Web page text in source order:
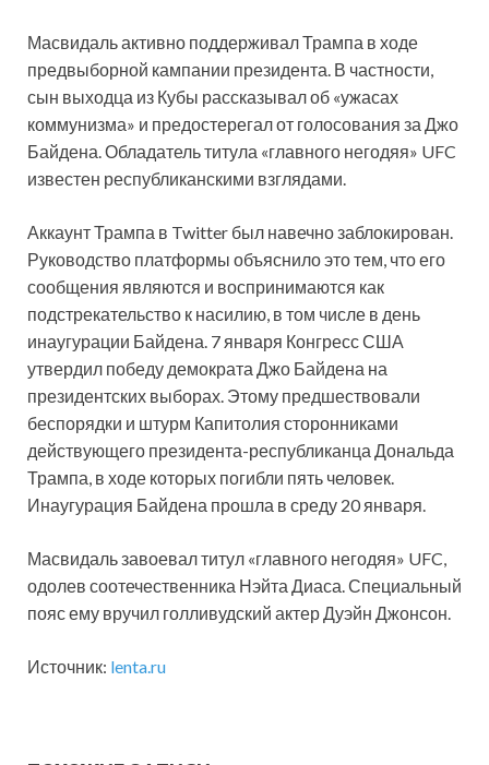
Масвидаль активно поддерживал Трампа в ходе
предвыборной кампании президента. В частности,
сын выходца из Кубы рассказывал об «ужасах
коммунизма» и предостерегал от голосования за Джо
Байдена. Обладатель титула «главного негодяя» UFC
известен республиканскими взглядами.
Аккаунт Трампа в Twitter был навечно заблокирован.
Руководство платформы объяснило это тем, что его
сообщения являются и воспринимаются как
подстрекательство к насилию, в том числе в день
инаугурации Байдена. 7 января Конгресс США
утвердил победу демократа Джо Байдена на
президентских выборах. Этому предшествовали
беспорядки и штурм Капитолия сторонниками
действующего президента-республиканца Дональда
Трампа, в ходе которых погибли пять человек.
Инаугурация Байдена прошла в среду 20 января.
Масвидаль завоевал титул «главного негодяя» UFC,
одолев соотечественника Нэйта Диаса. Специальный
пояс ему вручил голливудский актер Дуэйн Джонсон.
Источник: lenta.ru